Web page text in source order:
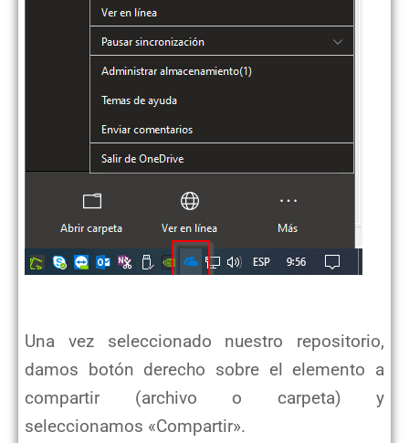
Una vez seleccionado nuestro repositorio,
damos botón derecho sobre el elemento a
compartir (archivo o carpeta) y
seleccionamos «Compartir».